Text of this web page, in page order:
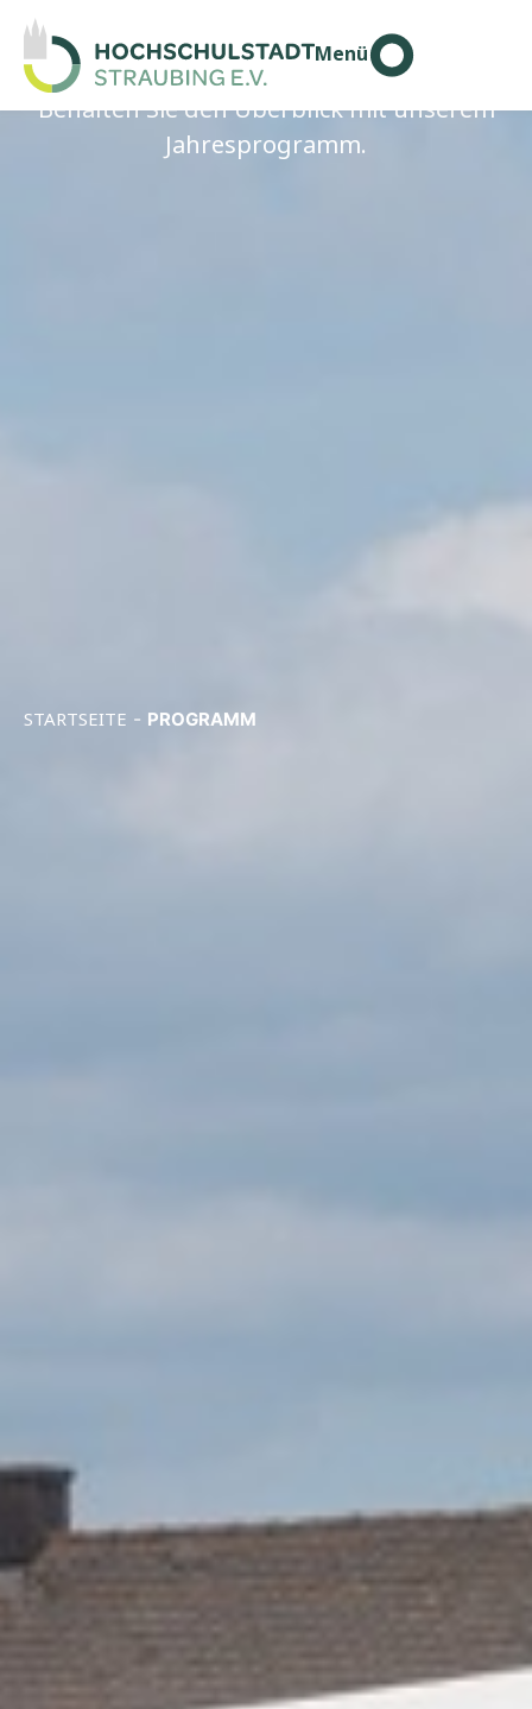
Menü
Programm
Behalten Sie den Überblick mit unserem
Jahresprogramm.
STARTSEITE - PROGRAMM